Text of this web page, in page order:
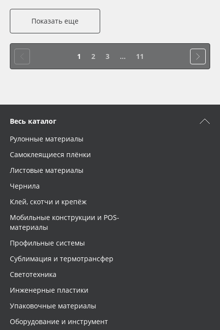
Показать еще
1 2 3 ... 11
Весь каталог
Рулонные материалы
Самоклеящиеся плёнки
Листовые материалы
Чернила
Клей, скотчи и крепёж
Мобильные конструкции и POS-
материалы
Профильные системы
Сублимация и термотрансфер
Светотехника
Инженерные пластики
Упаковочные материалы
Оборудование и инструмент